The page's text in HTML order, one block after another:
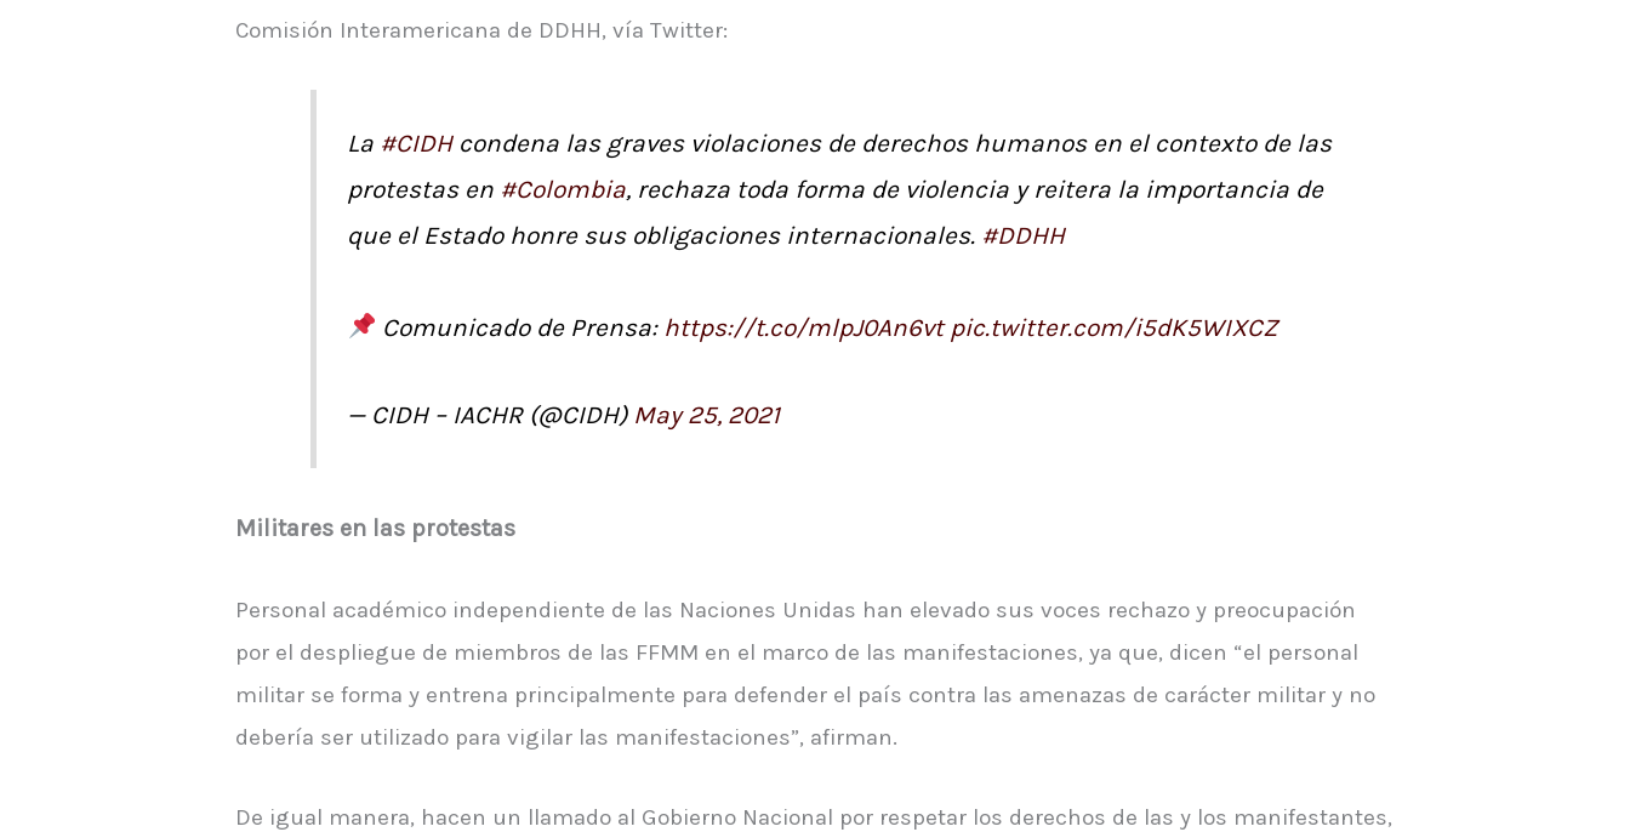
Comisión Interamericana de DDHH, vía Twitter:
La #CIDHcondena las graves violaciones de derechos humanos en el contexto de las
protestas en #Colombia, rechaza toda forma de violencia y reitera la importancia de
que el Estado honre sus obligaciones internacionales. #DDHH
Comunicado de Prensa: https://t.co/mlpJ0An6vt pic.twitter.com/i5dK5WIXCZ
— CIDH – IACHR (@CIDH) May 25, 2021
Militares en las protestas
Personal académico independiente de las Naciones Unidas han elevado sus voces rechazo y preocupación
por el despliegue de miembros de las FFMM en el marco de las manifestaciones, ya que, dicen “el personal
militar se forma y entrena principalmente para defender el país contra las amenazas de carácter militar y no
debería ser utilizado para vigilar las manifestaciones”, afirman.
De igual manera, hacen un llamado al Gobierno Nacional por respetar los derechos de las y los manifestantes,